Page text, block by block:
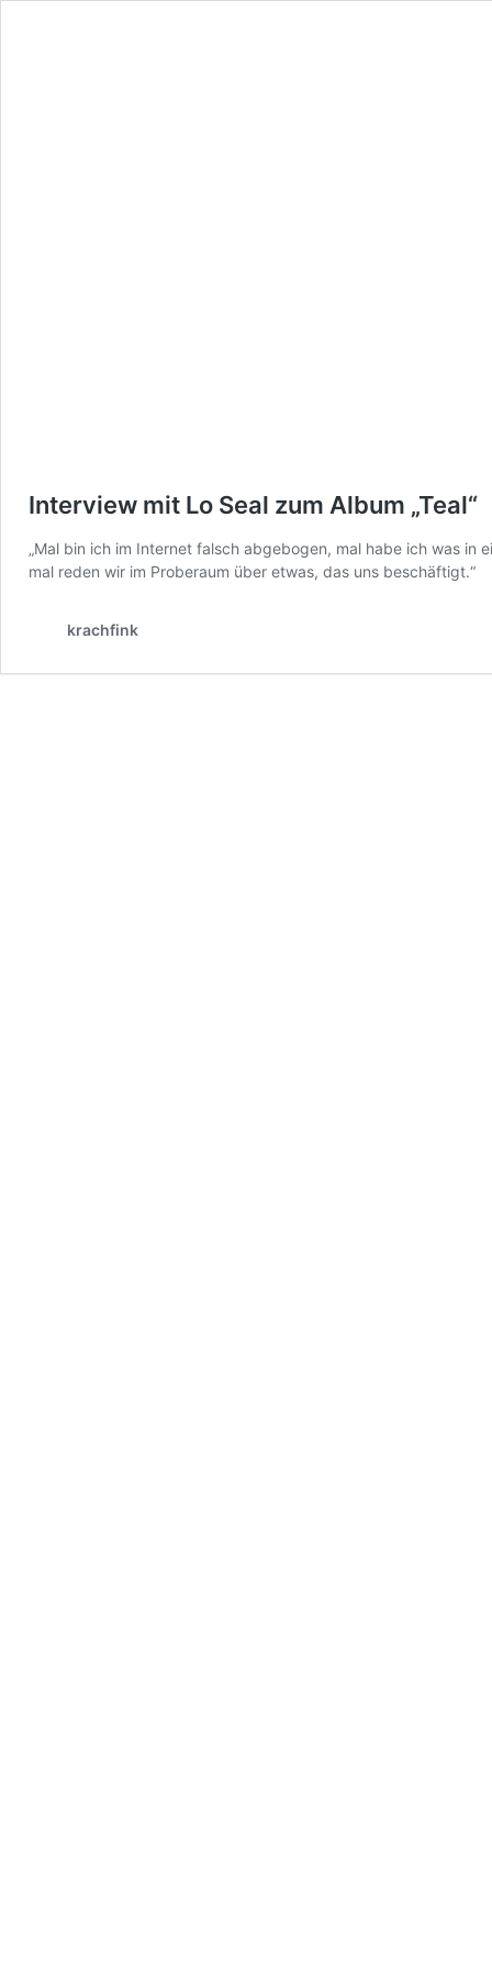
Interview mit Lo Seal zum Album „Teal“
„Mal bin ich im Internet falsch abgebogen, mal habe ich was in
mal reden wir im Proberaum über etwas, das uns beschäftigt.“
krachfink